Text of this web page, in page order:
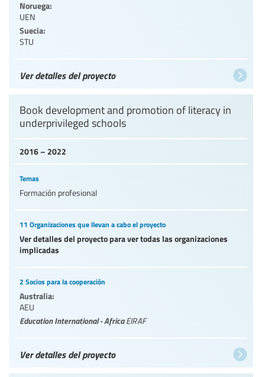
Noruega:
UEN
Suecia:
STU
Ver detalles del proyecto
2016 – 2022
Book development and promotion of literacy in
underprivileged schools
Temas
Formación profesional
11 Organizaciones que llevan a cabo el proyecto
Ver detalles del proyecto para ver todas las organizaciones
implicadas
2 Socios para la cooperación
Australia:
AEU
Education International - AfricaEIRAF
Ver detalles del proyecto